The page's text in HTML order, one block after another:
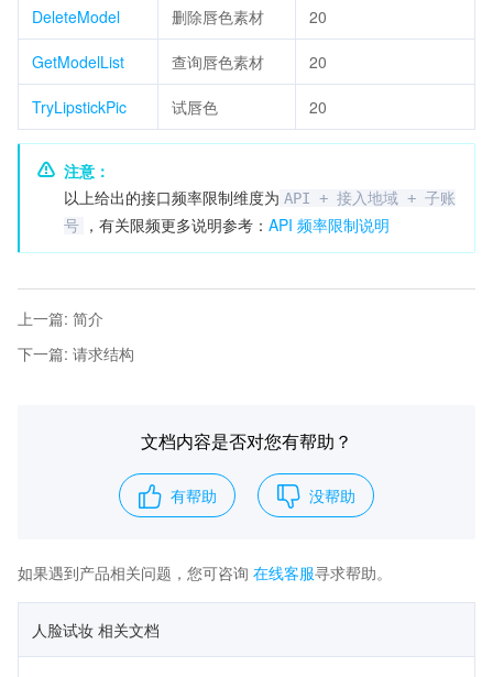
DeleteModel 删除唇色素材 20
GetModelList 查询唇色素材 20
TryLipstickPic 试唇色 20
注意：
以上给出的接口频率限制维度为 API + 接入地域 + 子账
号
，有关限频更多说明参考： API 频率限制说明
上一篇: 简介
下一篇: 请求结构
文档内容是否对您有帮助？
有帮助 没帮助
如果遇到产品相关问题，您可咨询 在线客服寻求帮助。
人脸试妆 相关文档